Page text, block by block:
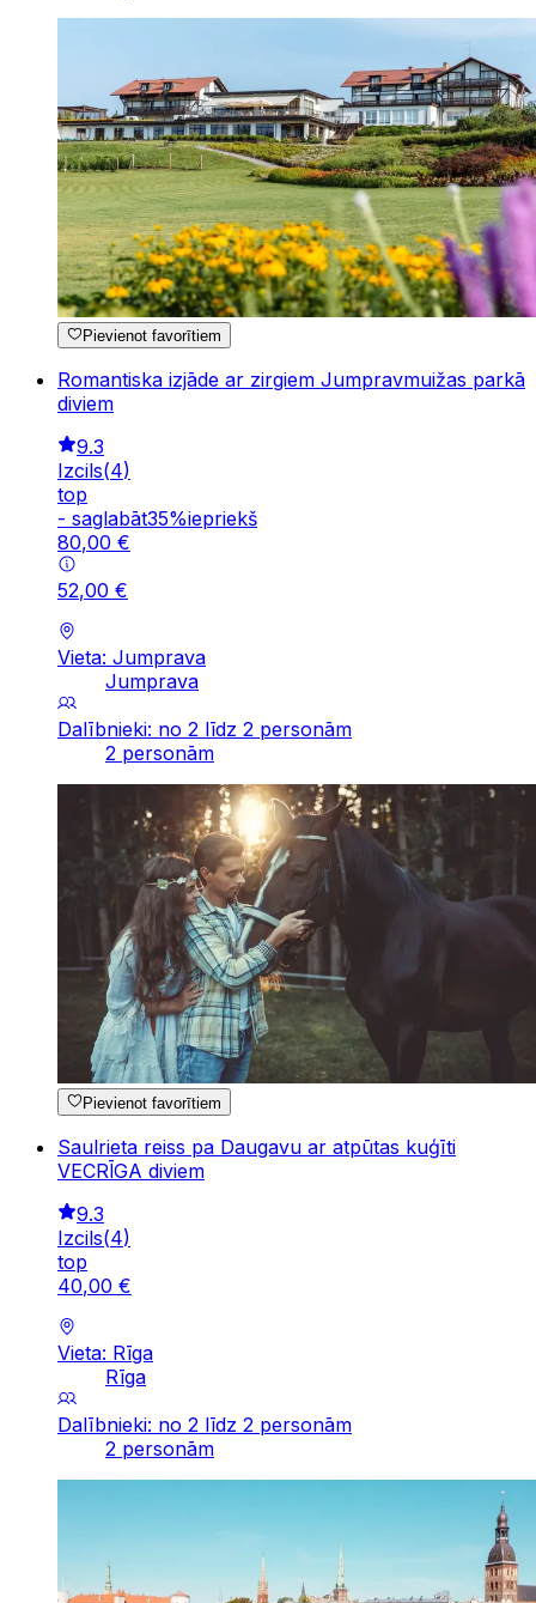
Pievienot favorītiem
Romantiska izjāde ar zirgiem Jumpravmuižas parkā
diviem
9.3
Izcils(4)
top
- saglabāt35%iepriekš
80,00 €
52,00 €
Vieta: Jumprava
Jumprava
Dalībnieki: no 2 līdz 2 personām
2 personām
Pievienot favorītiem
Saulrieta reiss pa Daugavu ar atpūtas kuģīti
VECRĪGA diviem
9.3
Izcils(4)
top
40,00 €
Vieta: Rīga
Rīga
Dalībnieki: no 2 līdz 2 personām
2 personām